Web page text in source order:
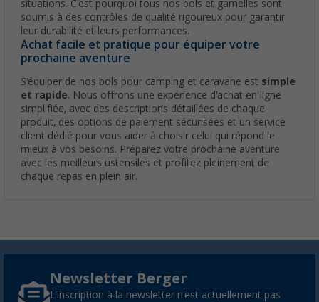
situations. C'est pourquoi tous nos bols et gamelles sont
soumis à des contrôles de qualité rigoureux pour garantir
leur durabilité et leurs performances.
Achat facile et pratique pour équiper votre
prochaine aventure
S'équiper de nos bols pour camping et caravane est simple
et rapide. Nous offrons une expérience d'achat en ligne
simplifiée, avec des descriptions détaillées de chaque
produit, des options de paiement sécurisées et un service
client dédié pour vous aider à choisir celui qui répond le
mieux à vos besoins. Préparez votre prochaine aventure
avec les meilleurs ustensiles et profitez pleinement de
chaque repas en plein air.
Newsletter Berger
L'inscription à la newsletter n'est actuellement pas